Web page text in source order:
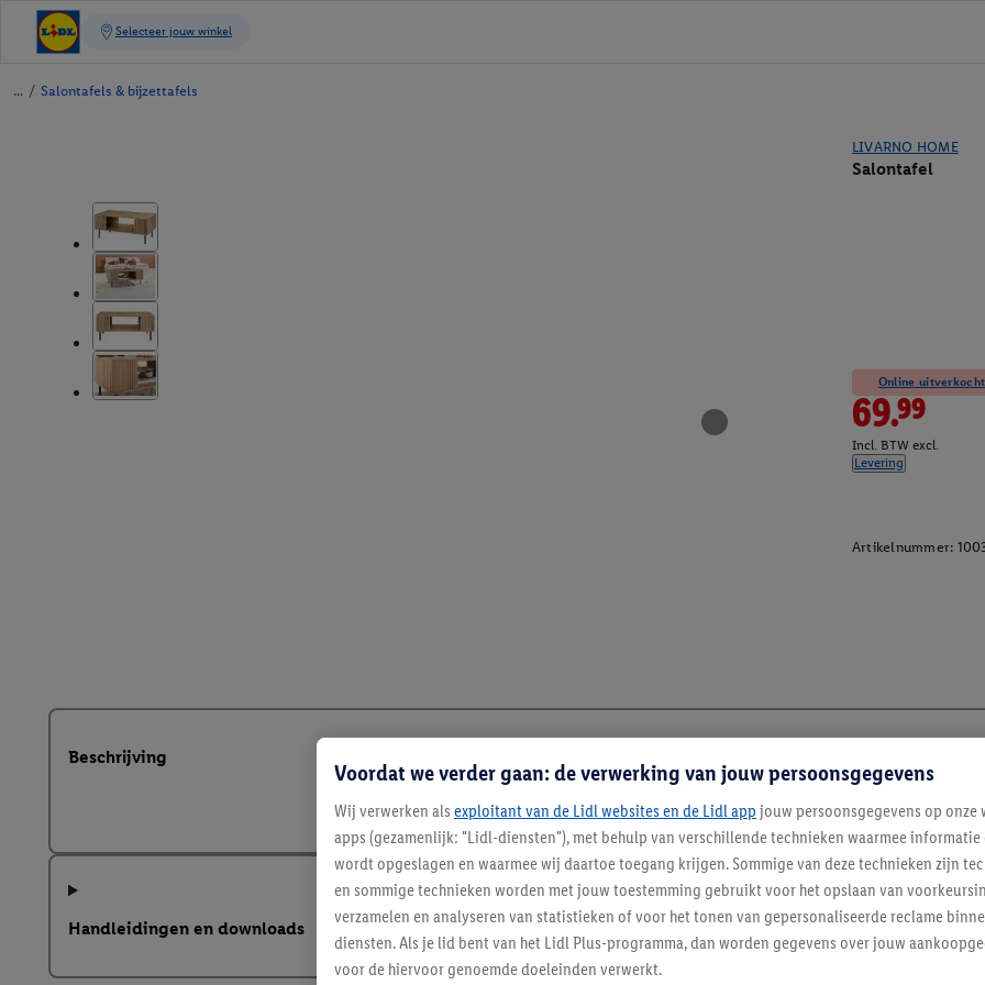
/ Salontafels & bijzettafels
LIVARNO HOME
Salontafel
Online
69.99
Incl. BTW excl.
Levering
Artikelnummer:
Beschrijving
Handleidingen en downloads
Voordat we verder gaan: de verwerking van jouw persoonsgegevens
Wij verwerken als exploitant van de Lidl websites en de Lidl app jouw persoonsgegevens op onze
apps (gezamenlijk: "Lidl-diensten"), met behulp van verschillende technieken waarmee
wordt opgeslagen en waarmee wij daartoe toegang krijgen. Sommige van deze technieken zijn
en sommige technieken worden met jouw toestemming gebruikt voor het opslaan van
verzamelen en analyseren van statistieken of voor het tonen van gepersonaliseerde reclame
diensten. Als je lid bent van het Lidl Plus-programma, dan worden gegevens over jouw
voor de hiervoor genoemde doeleinden verwerkt.